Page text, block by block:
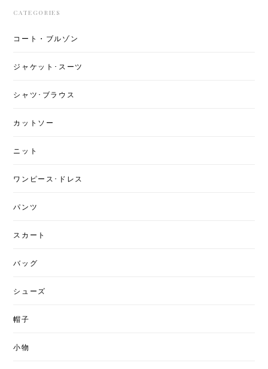
CATEGORIES
コート・ブルゾン
ジャケット･スーツ
シャツ･ブラウス
カットソー
ニット
ワンピース･ドレス
パンツ
スカート
バッグ
シューズ
帽子
小物